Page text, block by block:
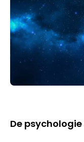
De psychologie